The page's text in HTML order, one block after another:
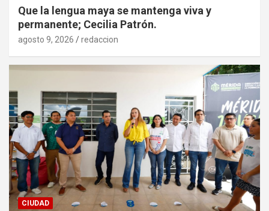
Que la lengua maya se mantenga viva y
permanente; Cecilia Patrón.
agosto 9, 2026 redaccion
CIUDAD